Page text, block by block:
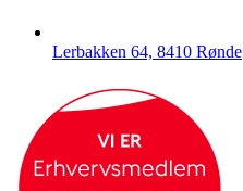
Lerbakken 64, 8410 Rønde